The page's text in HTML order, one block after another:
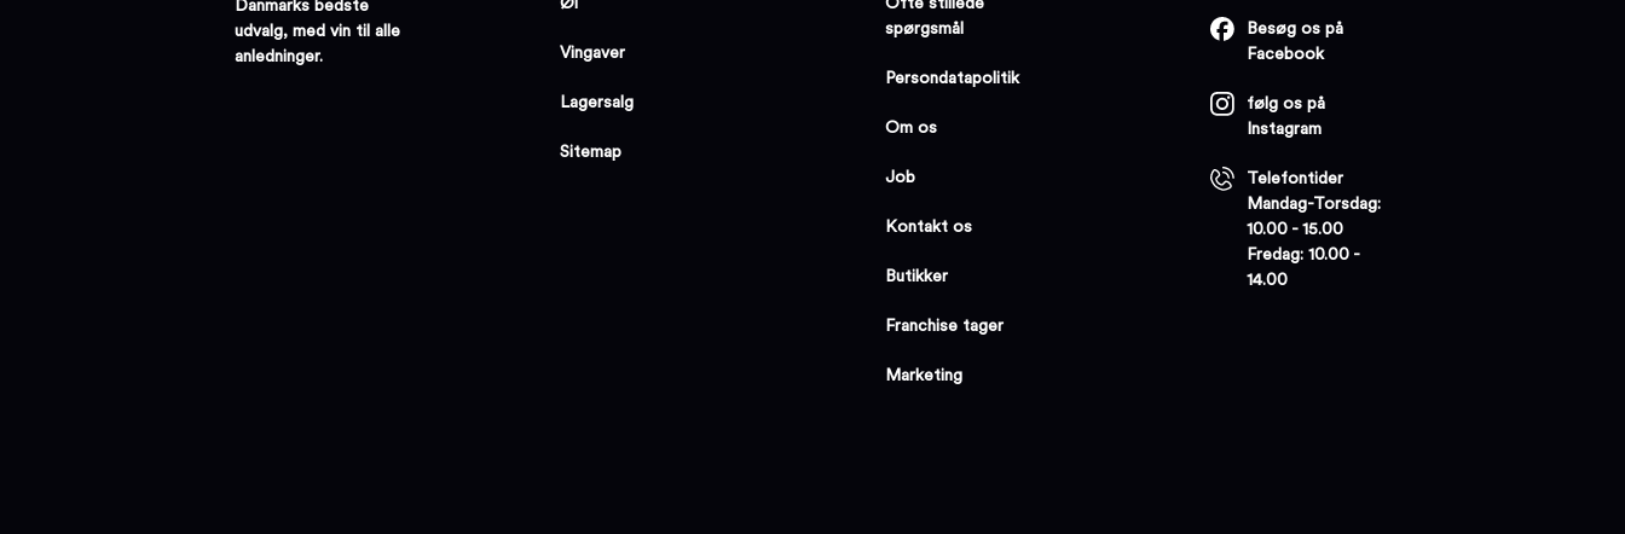
Danmarks bedste
udvalg, med vin til alle
anledninger.
Vingaver
Lagersalg
Sitemap
spørgsmål
Persondatapolitik
Om os
Job
Kontakt os
Butikker
Franchise tager
Marketing
Besøg os på
Facebook
følg os på
Instagram
Telefontider
Mandag-Torsdag:
10.00 - 15.00
Fredag: 10.00 -
14.00